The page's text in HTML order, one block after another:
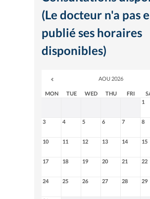
(Le docteur n'a pas
publié ses horaires
disponibles)
AOU 2026
MON TUE WED THU FRI
1
3 4 5 6 7 8
10 11 12 13 14 15
17 18 19 20 21 22
24 25 26 27 28 29